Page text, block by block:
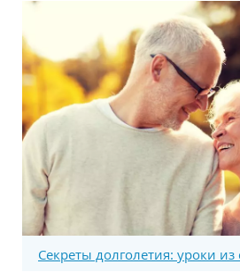
Секреты долголетия: уроки